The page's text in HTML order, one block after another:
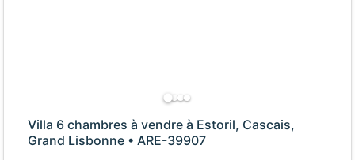
Villa 6 chambres à vendre à Estoril, Cascais,
Grand Lisbonne • ARE-39907